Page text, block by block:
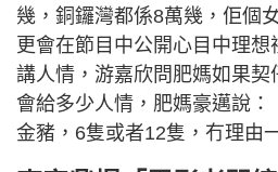
幾，銅鑼灣都係8萬幾，佢個
更會在節目中公開心目中理
講人情，游嘉欣問肥媽如果
會給多少人情，肥媽豪邁說：
金豬，6隻或者12隻，冇理由